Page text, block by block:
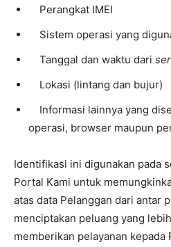
Perangkat IMEI
Sistem operasi yang
Tanggal dan waktu dari
Lokasi (lintang dan bujur)
Informasi lainnya yang
operasi, browser maupun
Identifikasi ini digunakan pada
Portal Kami untuk
atas data Pelanggan dari antar
menciptakan peluang yang
memberikan pelayanan